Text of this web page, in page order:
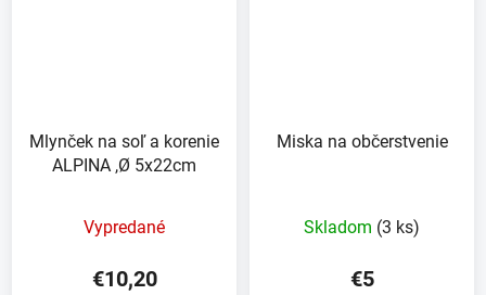
Mlynček na soľ a korenie
ALPINA ,Ø 5x22cm
Vypredané
€10,20
Miska na občerstvenie
Skladom (3 ks)
€5